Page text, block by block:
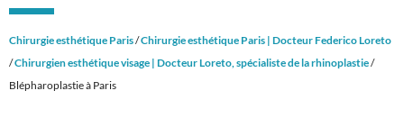
Chirurgie esthétique Paris/Chirurgie esthétique Paris | Docteur Federico Loreto
/Chirurgien esthétique visage | Docteur Loreto, spécialiste de la rhinoplastie/
Blépharoplastie à Paris